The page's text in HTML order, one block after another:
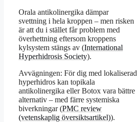
Orala antikolinergika dämpar
svettning i hela kroppen – men risken
är att du i stället får problem med
överhettning eftersom kroppens
kylsystem stängs av (International
Hyperhidrosis Society).
Avvägningen: För dig med lokaliserad
hyperhidros kan topikala
antikolinergika eller Botox vara bättre
alternativ – med färre systemiska
biverkningar (PMC review
(vetenskaplig översiktsartikel)).